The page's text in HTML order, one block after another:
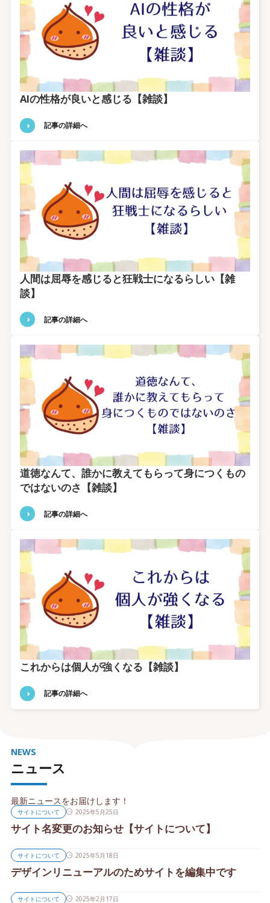
AIの性格が良いと感じる【雑談】
記事の詳細へ
人間は屈辱を感じると狂戦士になるらしい【雑
談】
記事の詳細へ
道徳なんて、誰かに教えてもらって身につくもの
ではないのさ【雑談】
記事の詳細へ
これからは個人が強くなる【雑談】
記事の詳細へ
ニュース
NEWS
最新ニュースをお届けします！
サイトについて 2025年5月25日
サイト名変更のお知らせ【サイトについて】
サイトについて 2025年5月18日
デザインリニューアルのためサイトを編集中です
サイトについて 2025年2月17日